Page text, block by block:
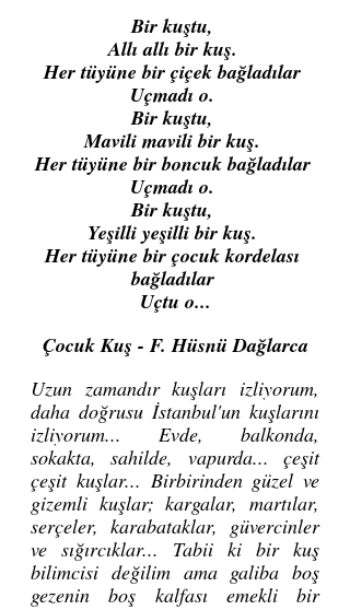
Bir kuştu,
Allı allı bir kuş.
Her tüyüne bir çiçek bağladılar
Uçmadı o.
Bir kuştu,
Mavili mavili bir kuş.
Her tüyüne bir boncuk bağladılar
Uçmadı o.
Bir kuştu,
Yeşilli yeşilli bir kuş.
Her tüyüne bir çocuk kordelası
bağladılar
Uçtu o...
Çocuk Kuş - F. Hüsnü Dağlarca
Uzun zamandır kuşları izliyorum,
daha doğrusu İstanbul'un kuşlarını
izliyorum... Evde, balkonda,
sokakta, sahilde, vapurda... çeşit
çeşit kuşlar... Birbirinden güzel ve
gizemli kuşlar; kargalar, martılar,
serçeler, karabataklar, güvercinler
ve sığırcıklar... Tabii ki bir kuş
bilimcisi değilim ama galiba boş
gezenin boş kalfası emekli bir